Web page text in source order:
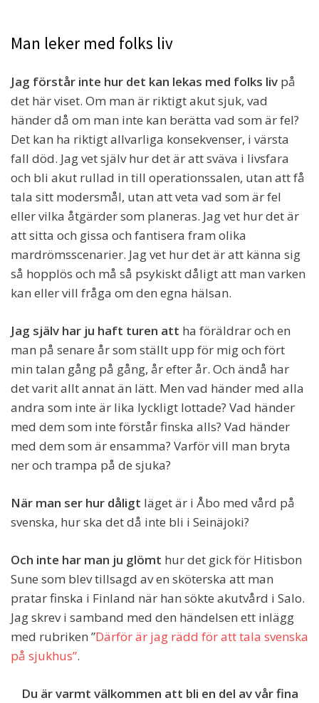
Man leker med folks liv
Jag förstår inte hur det kan lekas med folks liv på
det här viset. Om man är riktigt akut sjuk, vad
händer då om man inte kan berätta vad som är fel?
Det kan ha riktigt allvarliga konsekvenser, i värsta
fall död. Jag vet själv hur det är att sväva i livsfara
och bli akut rullad in till operationssalen, utan att få
tala sitt modersmål, utan att veta vad som är fel
eller vilka åtgärder som planeras. Jag vet hur det är
att sitta och gissa och fantisera fram olika
mardrömsscenarier. Jag vet hur det är att känna sig
så hopplös och må så psykiskt dåligt att man varken
kan eller vill fråga om den egna hälsan.
Jag själv har ju haft turen att ha föräldrar och en
man på senare år som ställt upp för mig och fört
min talan gång på gång, år efter år. Och ändå har
det varit allt annat än lätt. Men vad händer med alla
andra som inte är lika lyckligt lottade? Vad händer
med dem som inte förstår finska alls? Vad händer
med dem som är ensamma? Varför vill man bryta
ner och trampa på de sjuka?
När man ser hur dåligt läget är i Åbo med vård på
svenska, hur ska det då inte bli i Seinäjoki?
Och inte har man ju glömt hur det gick för Hitisbon
Sune som blev tillsagd av en sköterska att man
pratar finska i Finland när han sökte akutvård i Salo.
Jag skrev i samband med den händelsen ett inlägg
med rubriken ”Därför är jag rädd för att tala svenska
på sjukhus”.
Du är varmt välkommen att bli en del av vår fina